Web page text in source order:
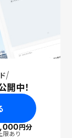
中！
円分
あり